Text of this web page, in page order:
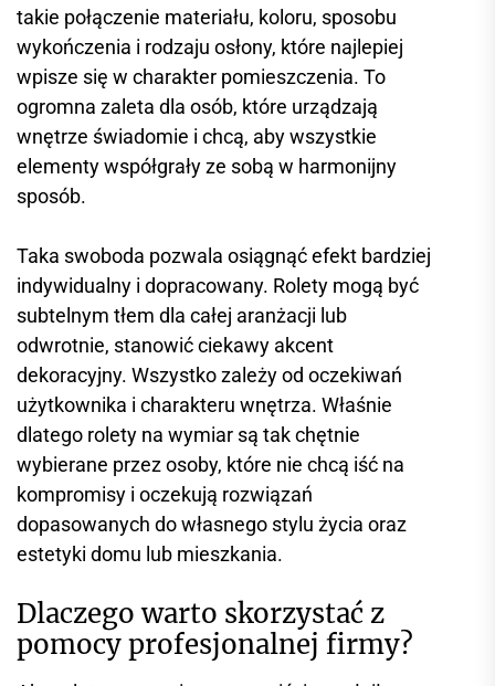
takie połączenie materiału, koloru, sposobu
wykończenia i rodzaju osłony, które najlepiej
wpisze się w charakter pomieszczenia. To
ogromna zaleta dla osób, które urządzają
wnętrze świadomie i chcą, aby wszystkie
elementy współgrały ze sobą w harmonijny
sposób.
Taka swoboda pozwala osiągnąć efekt bardziej
indywidualny i dopracowany. Rolety mogą być
subtelnym tłem dla całej aranżacji lub
odwrotnie, stanowić ciekawy akcent
dekoracyjny. Wszystko zależy od oczekiwań
użytkownika i charakteru wnętrza. Właśnie
dlatego rolety na wymiar są tak chętnie
wybierane przez osoby, które nie chcą iść na
kompromisy i oczekują rozwiązań
dopasowanych do własnego stylu życia oraz
estetyki domu lub mieszkania.
Dlaczego warto skorzystać z
pomocy profesjonalnej firmy?